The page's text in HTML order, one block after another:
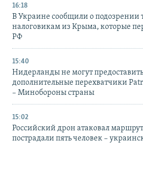
16:18
В Украине сообщили о
налоговикам из Крыма, которые
РФ
15:40
Нидерланды не могут
дополнительные перехватчики
– Минобороны страны
15:02
Российский дрон атаковал
пострадали пять человек –